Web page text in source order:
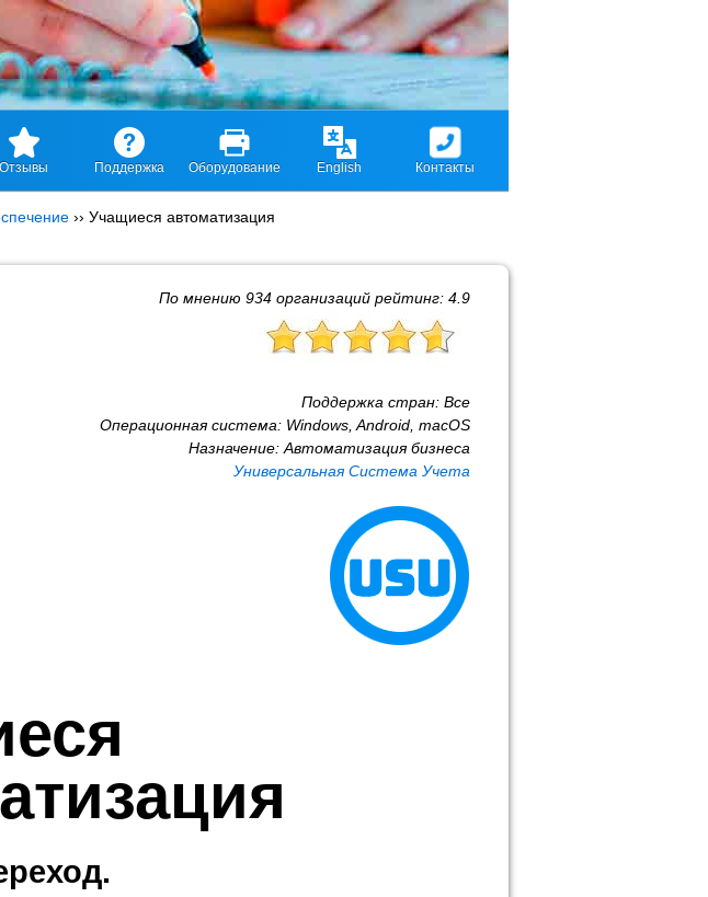
Отзывы Поддержка Оборудование English Контакты
›› Учащиеся автоматизация
По мнению 934 организаций рейтинг: 4.9
Поддержка стран: Все
Операционная система: Windows, Android, macOS
Назначение: Автоматизация бизнеса
Универсальная Система Учета